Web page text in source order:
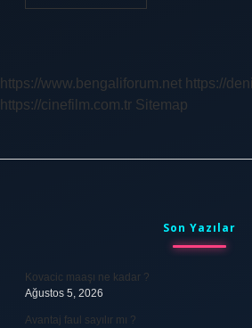
De
https://www.bengaliforum.net https://
https://cinefilm.com.tr Sitemap
Son Yazılar
Kovacic maaşı ne kadar ?
Ağustos 5, 2026
Avantaj faul sayılır mı ?